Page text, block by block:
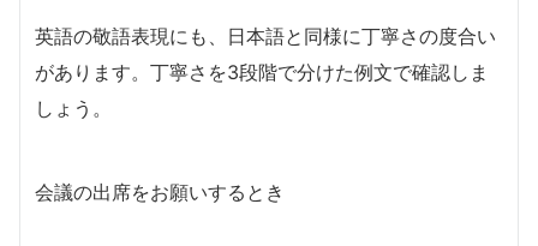
英語の敬語表現にも、日本語と同様に丁寧さの度合い
があります。丁寧さを3段階で分けた例文で確認しま
しょう。
会議の出席をお願いするとき